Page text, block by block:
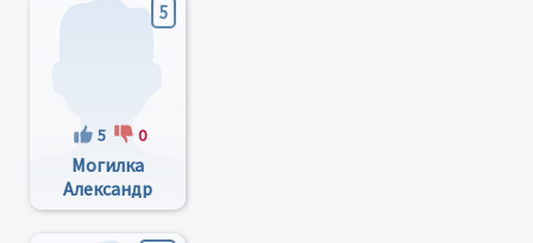
5
5 0
Могилка
Александр
Петрович